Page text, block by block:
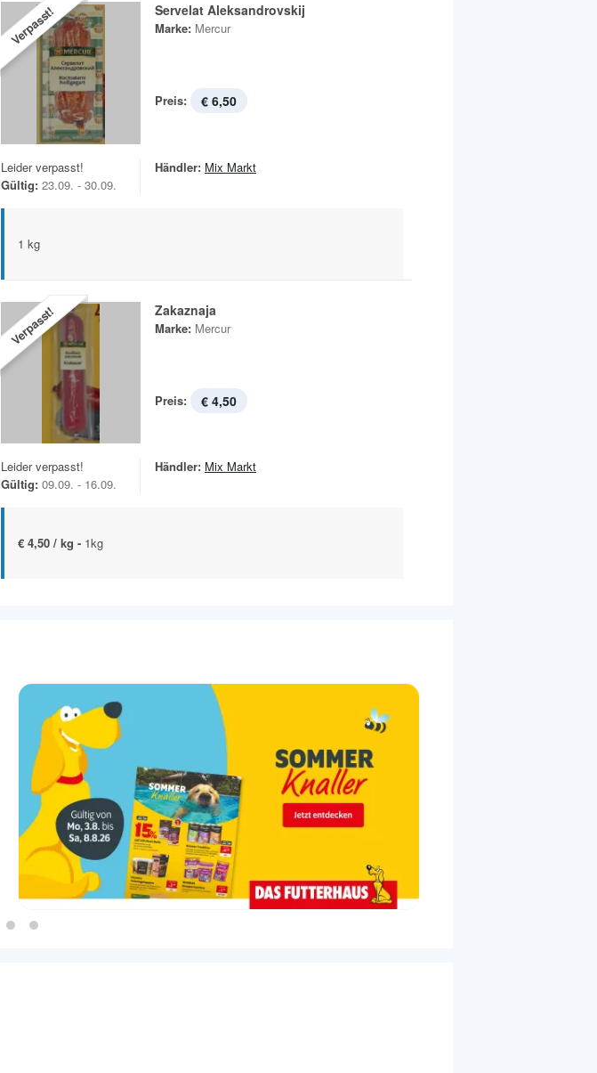
Verpasst! Servelat Aleksandrovskij
Marke: Mercur
Preis: € 6,50
Leider verpasst!
Gültig: 23.09. - 30.09.
Händler: Mix Markt
1 kg
Verpasst! Zakaznaja
Marke: Mercur
Preis: € 4,50
Leider verpasst!
Gültig: 09.09. - 16.09.
Händler: Mix Markt
€ 4,50 / kg - 1kg